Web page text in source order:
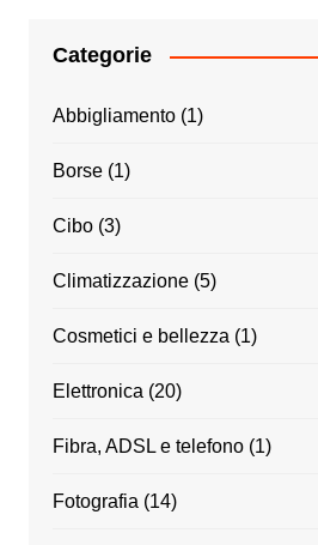
Categorie
Abbigliamento(1)
Borse(1)
Cibo(3)
Climatizzazione(5)
Cosmetici e bellezza (1)
Elettronica (20)
Fibra, ADSL e telefono(1)
Fotografia (14)